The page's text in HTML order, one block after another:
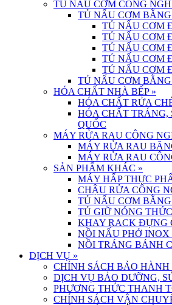
TỦ NẤU CƠM CÔNG
TỦ NẤU CƠM
TỦ NẤU CƠM
TỦ NẤU CƠM
TỦ NẤU CƠM
TỦ NẤU CƠM
TỦ NẤU CƠM
TỦ NẤU CƠM
HÓA CHẤT NHÀ BẾP »
HÓA CHẤT RỬA
HÓA CHẤT TRÁNG,
QUỐC
MÁY RỬA RAU CÔNG
MÁY RỬA RAU
MÁY RỬA RAU
SẢN PHẨM KHÁC »
MÁY HẤP THỰC
CHẬU RỬA CÔNG
TỦ NẤU CƠM
TỦ GIỮ NÓNG
KHAY RACK ĐỰNG
NỒI NẤU PHỞ
NỒI TRÁNG BÁNH
DỊCH VỤ »
CHÍNH SÁCH BẢO HÀNH
DỊCH VỤ BẢO DƯỠNG,
PHƯƠNG THỨC THANH
CHÍNH SÁCH VẬN